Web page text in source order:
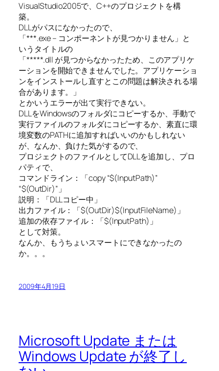
VisualStudio2005で、C++のプロジェクトを構
築。
DLLがパスになかったので、
「***.exe – コンポーネントが見つかりません」と
いうタイトルの
「*****.dll が見つからなかったため、このアプリケ
ーションを開始できませんでした。アプリケーショ
ンをインストールし直すとこの問題は解決される場
合があります。」
とかいうエラーが出て実行できない。
DLLをWindowsのフォルダにコピーするか、手動で
実行ファイルのフォルダにコピーするか、素直に環
境変数のPATHに追加すればいいのかもしれない
が、なんか、負けた気がするので、
プロジェクトのファイルとしてDLLを追加し、プロ
パティで、
コマンドライン：「copy “$(InputPath)”
“$(OutDir)”」
説明：「DLLコピー中」
出力ファイル：「$(OutDir)$(InputFileName)」
追加の依存ファイル：「$(InputPath)」
として対策。
なんか、もうちょいスマートにできなかったの
か。。。
2009年4月19日
Microsoft Update または
Windows Update が終了し